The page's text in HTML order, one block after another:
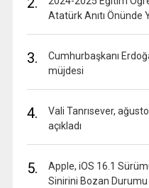
Atatürk Anıtı Önünde
3.
Cumhurbaşkanı
müjdesi
4.
Vali Tanrısever,
açıkladı
5.
Apple, iOS 16.1
Sinirini Bozan Durumu